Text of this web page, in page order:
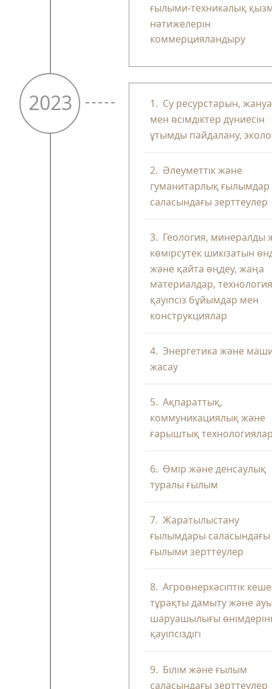
ғылыми-техникалық
нәтижелерін
коммерцияландыру
2023 1. Су ресурстарын,
мен өсімдіктер дүниесін
ұтымды пайдалану,
2. Әлеуметтік және
гуманитарлық ғылымдар
саласындағы зерттеулер
3. Геология, минералды
көмірсутек шикізатын
және қайта өңдеу, жаңа
материалдар,
қауіпсіз бұйымдар мен
конструкциялар
4.Энергетика және
жасау
5.Ақпараттық,
коммуникациялық және
ғарыштық
6. Өмір және денсаулық
туралы ғылым
7.Жаратылыстану
ғылымдары саласындағы
ғылыми зерттеулер
8.Агроөнеркәсіптік
тұрақты дамыту және
шаруашылығы
қауіпсіздігі
9. Білім және ғылым
саласындағы зерттеулер